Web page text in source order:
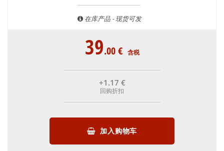
在库产品 - 现货可发
39.00€ 含税
+1 .17 €
回购折扣
加入购物车